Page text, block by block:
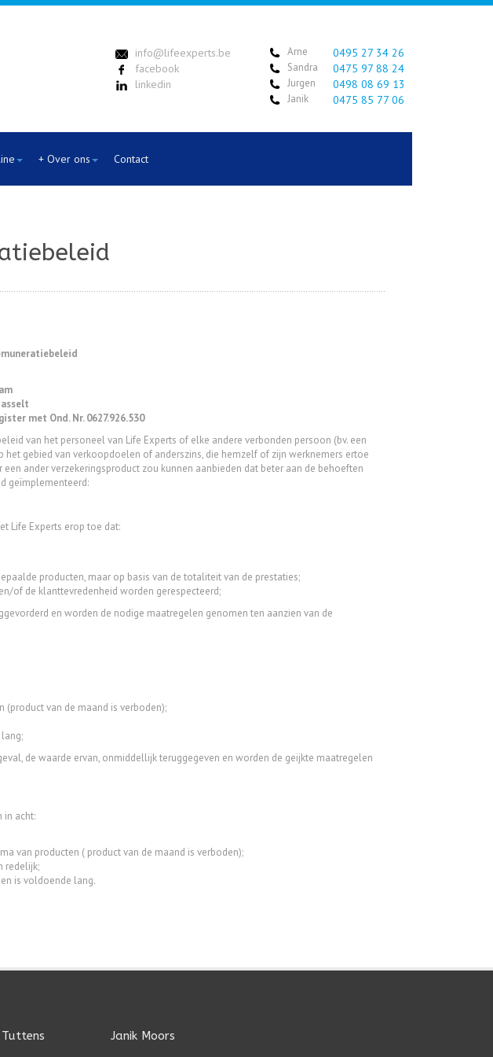
info@lifeexperts.be
facebook
linkedin
Arne 0495 27 34 26
Sandra 0475 97 88 24
Jurgen 0498 08 69 13
Janik 0475 85 77 06
+ Over ons Contact
met Ond. Nr. 0627.926.530
van het personeel van Life Experts of elke andere verbonden persoon (bv. een
gebied van verkoopdoelen of anderszins, die hemzelf of zijn werknemers ertoe
ander verzekeringsproduct zou kunnen aanbieden dat beter aan de behoeften
geïmplementeerd:
Life Experts erop toe dat:
producten, maar op basis van de totaliteit van de prestaties;
of de klanttevredenheid worden gerespecteerd;
en worden de nodige maatregelen genomen ten aanzien van de
van de maand is verboden);
de waarde ervan, onmiddellijk teruggegeven en worden de geijkte maatregelen
in acht:
van producten ( product van de maand is verboden);
redelijk;
is voldoende lang.
Janik Moors